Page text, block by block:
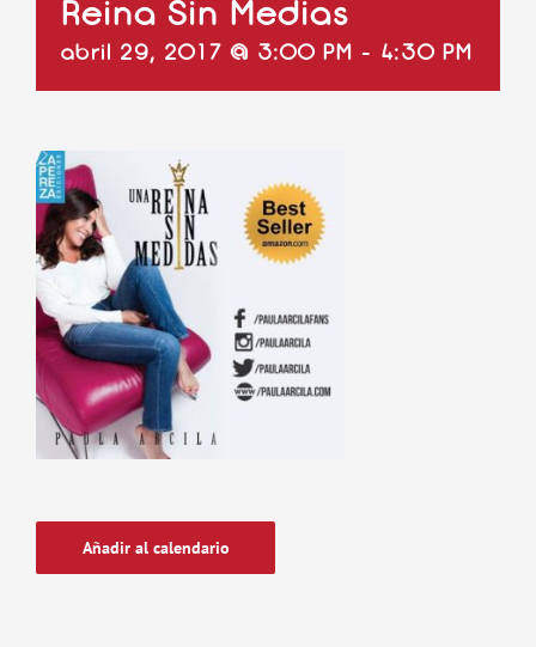
Reina Sin Medias
abril 29, 2017 @ 3:00 PM - 4:30 PM
Añadir al calendario